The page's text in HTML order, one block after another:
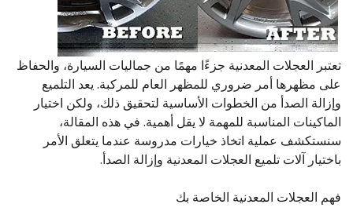
تعتبر العجلات المعدنية جزءًا مهمًا من جماليات السيارة، والحفاظ
على مظهرها أمر ضروري للمظهر العام للمركبة. يعد التلميع
وإزالة الصدأ من الخطوات الأساسية لتحقيق ذلك، ولكن اختيار
الماكينات المناسبة للمهمة لا يقل أهمية. في هذه المقالة،
سنستكشف عملية اتخاذ خيارات مدروسة عندما يتعلق الأمر
باختيار آلات تلميع العجلات المعدنية وإزالة الصدأ.
فهم العجلات المعدنية الخاصة بك